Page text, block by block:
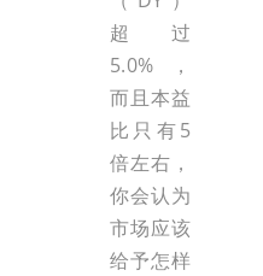
超过
5.0%，
而且本益
比只有5
倍左右，
你会认为
市场应该
给予怎样